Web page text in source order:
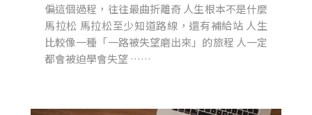
偏這個過程，往往最曲折離奇 人生根本不是什麼
馬拉松 馬拉松至少知道路線，還有補給站 人生
比較像一種「一路被失望磨出來」的旅程 人一定
都會被迫學會失望 ……